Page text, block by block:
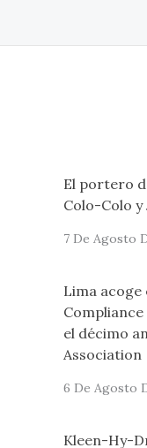
El portero
Colo-Colo y
7 De Agosto
Lima acoge
el décimo
Association
6 De Agosto
Kleen-Hy-